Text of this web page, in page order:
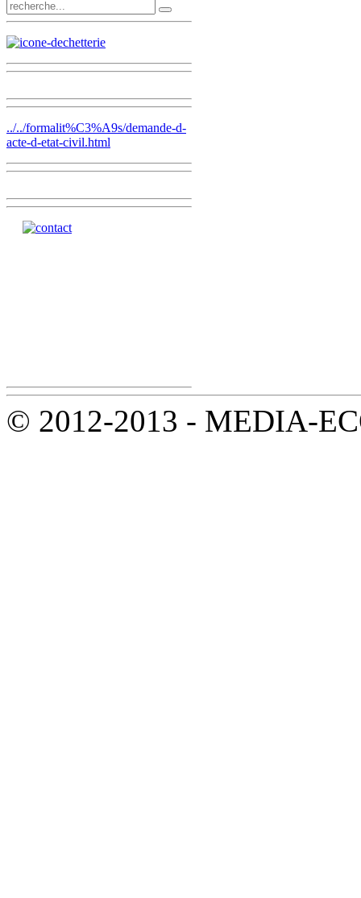
../../formalit%C3%A9s/demande-d-
acte-d-etat-civil.html
© 2012-2013 - MEDIA-